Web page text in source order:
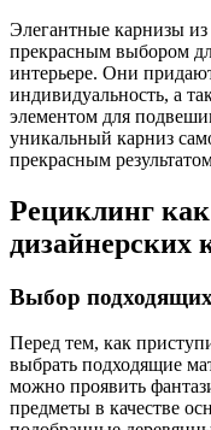
Элегантные карнизы из
прекрасным выбором
интерьере. Они
индивидуальность, а
элементом для
уникальный карниз
прекрасным
Рециклинг
дизайнерских
Выбор
Перед тем, как
выбрать подходящие
можно проявить
предметы в качестве